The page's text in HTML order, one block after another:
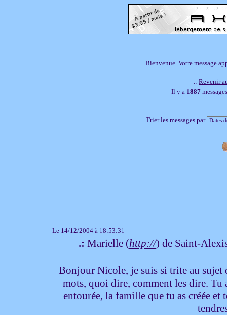
Bienvenue. Votre message
.: Revenir
Il y a 1887
Trier les messages par
Le 14/12/2004 à 18:53:31
.: Marielle (http://) de Saint-
Bonjour Nicole, je suis si trite au sujet
mots, quoi dire, comment les dire. Tu
entourée, la famille que tu as créée et